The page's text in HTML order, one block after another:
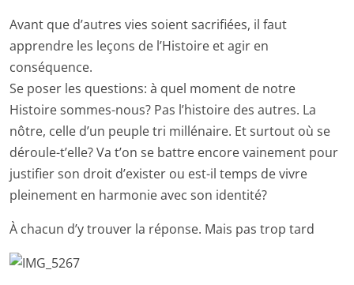
Avant que d’autres vies soient sacrifiées, il faut
apprendre les leçons de l’Histoire et agir en
conséquence.
Se poser les questions: à quel moment de notre
Histoire sommes-nous? Pas l’histoire des autres. La
nôtre, celle d’un peuple tri millénaire. Et surtout où se
déroule-t’elle? Va t’on se battre encore vainement pour
justifier son droit d’exister ou est-il temps de vivre
pleinement en harmonie avec son identité?
À chacun d’y trouver la réponse. Mais pas trop tard